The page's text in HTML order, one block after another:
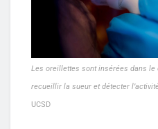
Les oreillettes sont insérées dans
recueillir la sueur et détecter
UCSD